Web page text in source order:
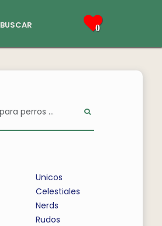
buscar 0
Unicos
Celestiales
Nerds
Rudos